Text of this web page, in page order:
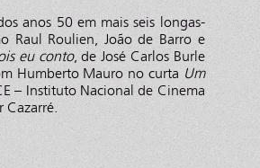
anos 50 em mais seis longas-
Raul Roulien, João de Barro e
eu conto, de José Carlos Burle
Humberto Mauro no curta Um
– Instituto Nacional de Cinema
Cazarré.